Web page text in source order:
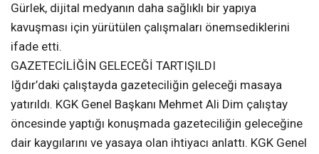
Gürlek, dijital medyanın daha sağlıklı bir yapıya
kavuşması için yürütülen çalışmaları önemsediklerini
ifade etti.
GAZETECİLİĞİN GELECEĞİ TARTIŞILDI
Iğdır’daki çalıştayda gazeteciliğin geleceği masaya
yatırıldı. KGK Genel Başkanı Mehmet Ali Dim çalıştay
öncesinde yaptığı konuşmada gazeteciliğin geleceğine
dair kaygılarını ve yasaya olan ihtiyacı anlattı. KGK Genel